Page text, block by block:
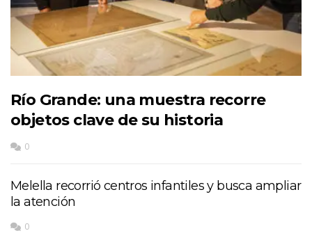
Río Grande: una muestra recorre
objetos clave de su historia
0
Melella recorrió centros infantiles y busca ampliar
la atención
0